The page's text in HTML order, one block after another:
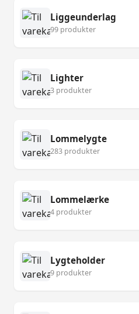
Liggeunderlag
99 produkter
Lighter
3 produkter
Lommelygte
283 produkter
Lommelærke
4 produkter
Lygteholder
9 produkter